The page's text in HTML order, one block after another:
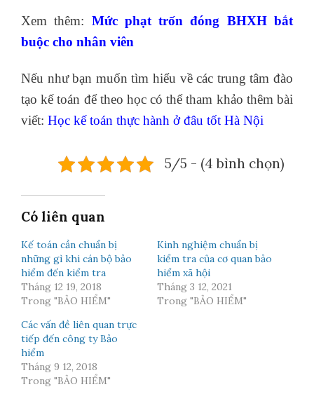
Xem thêm: Mức phạt trốn đóng BHXH bắt
buộc cho nhân viên
Nếu như bạn muốn tìm hiểu về các trung tâm đào
tạo kế toán để theo học có thể tham khảo thêm bài
viết: Học kế toán thực hành ở đâu tốt Hà Nội
5/5 - (4 bình chọn)
Có liên quan
Kế toán cần chuẩn bị
những gì khi cán bộ bảo
hiểm đến kiểm tra
Tháng 12 19, 2018
Trong "BẢO HIỂM"
Kinh nghiệm chuẩn bị
kiểm tra của cơ quan bảo
hiểm xã hội
Tháng 3 12, 2021
Trong "BẢO HIỂM"
Các vấn đề liên quan trực
tiếp đến công ty Bảo
hiểm
Tháng 9 12, 2018
Trong "BẢO HIỂM"